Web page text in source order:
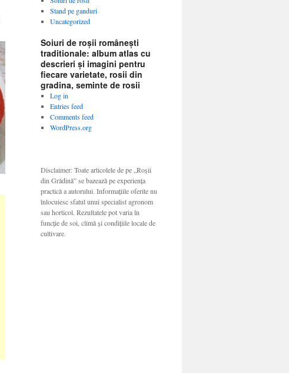
Stand pe ganduri
Uncategorized
Soiuri de roșii românești
traditionale: album atlas cu
descrieri și imagini pentru
fiecare varietate, rosii din
gradina, seminte de rosii
Log in
Entries feed
Comments feed
WordPress.org
Disclaimer: Toate articolele de pe „Roșii
din Grădină” se bazează pe experiența
practică a autorului. Informațiile oferite nu
înlocuiesc sfatul unui specialist agronom
sau horticol. Rezultatele pot varia în
funcție de soi, climă și condițiile locale de
cultivare.